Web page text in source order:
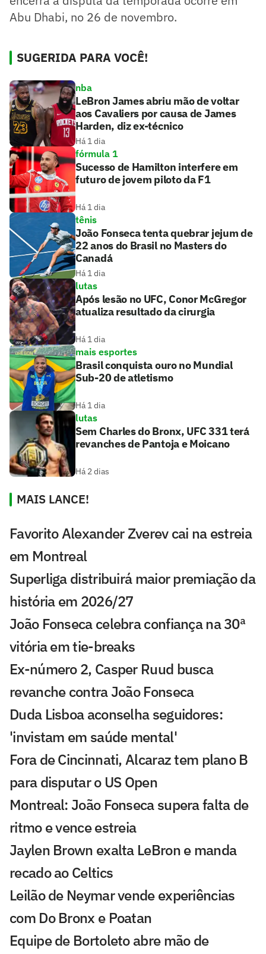
Abu Dhabi, no 26 de novembro.
SUGERIDA PARA VOCÊ!
nba
LeBron James abriu mão de voltar
aos Cavaliers por causa de James
Harden, diz ex-técnico
Há 1 dia
fórmula 1
Sucesso de Hamilton interfere em
futuro de jovem piloto da F1
Há 1 dia
tênis
João Fonseca tenta quebrar jejum de
22 anos do Brasil no Masters do
Canadá
Há 1 dia
lutas
Após lesão no UFC, Conor McGregor
atualiza resultado da cirurgia
Há 1 dia
mais esportes
Brasil conquista ouro no Mundial
Sub-20 de atletismo
Há 1 dia
lutas
Sem Charles do Bronx, UFC 331 terá
revanches de Pantoja e Moicano
Há 2 dias
MAIS LANCE!
Favorito Alexander Zverev cai na estreia
em Montreal
Superliga distribuirá maior premiação da
história em 2026/27
João Fonseca celebra confiança na 30ª
vitória em tie-breaks
Ex-número 2, Casper Ruud busca
revanche contra João Fonseca
Duda Lisboa aconselha seguidores:
'invistam em saúde mental'
Fora de Cincinnati, Alcaraz tem plano B
para disputar o US Open
Montreal: João Fonseca supera falta de
ritmo e vence estreia
Jaylen Brown exalta LeBron e manda
recado ao Celtics
Leilão de Neymar vende experiências
com Do Bronx e Poatan
Equipe de Bortoleto abre mão de